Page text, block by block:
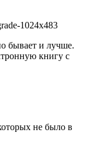
бывает и лучше.
книгу с
не было в